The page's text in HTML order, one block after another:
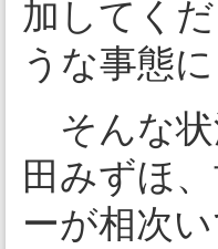
加してく
うな事態
そんな状
田みずほ
ーが相次